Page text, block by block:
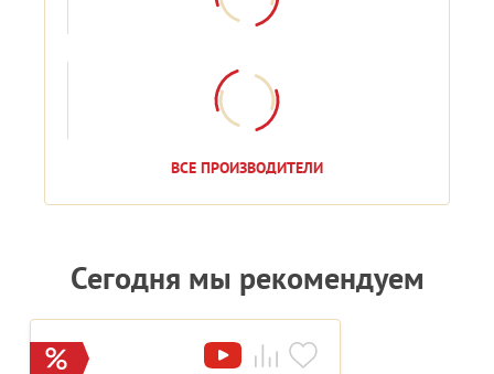
ВСЕ ПРОИЗВОДИТЕЛИ
Сегодня мы рекомендуем